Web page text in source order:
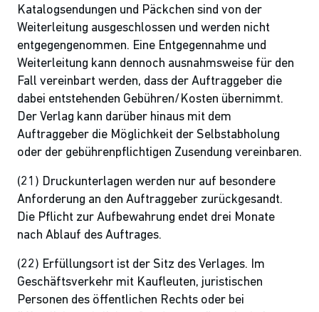
Katalogsendungen und Päckchen sind von der
Weiterleitung ausgeschlossen und werden nicht
entgegengenommen. Eine Entgegennahme und
Weiterleitung kann dennoch ausnahmsweise für den
Fall vereinbart werden, dass der Auftraggeber die
dabei entstehenden Gebühren/Kosten übernimmt.
Der Verlag kann darüber hinaus mit dem
Auftraggeber die Möglichkeit der Selbstabholung
oder der gebührenpflichtigen Zusendung vereinbaren.
(21) Druckunterlagen werden nur auf besondere
Anforderung an den Auftraggeber zurückgesandt.
Die Pflicht zur Aufbewahrung endet drei Monate
nach Ablauf des Auftrages.
(22) Erfüllungsort ist der Sitz des Verlages. Im
Geschäftsverkehr mit Kaufleuten, juristischen
Personen des öffentlichen Rechts oder bei